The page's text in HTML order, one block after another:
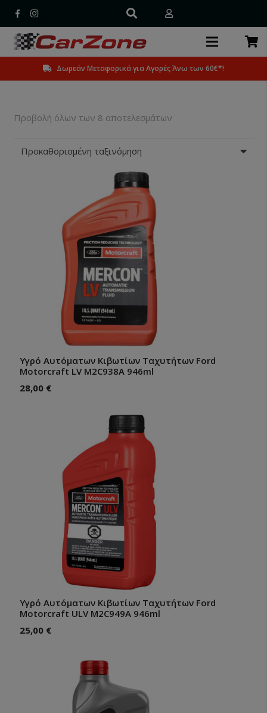
Δωρεάν Μεταφορικά για Αγορές Άνω των 60€*!
Προβολή όλων των 8 αποτελεσμάτων
Υγρό Αυτόματων Κιβωτίων Ταχυτήτων Ford
Motorcraft LV M2C938A 946ml
28,00 €
Υγρό Αυτόματων Κιβωτίων Ταχυτήτων Ford
Motorcraft ULV M2C949A 946ml
25,00 €